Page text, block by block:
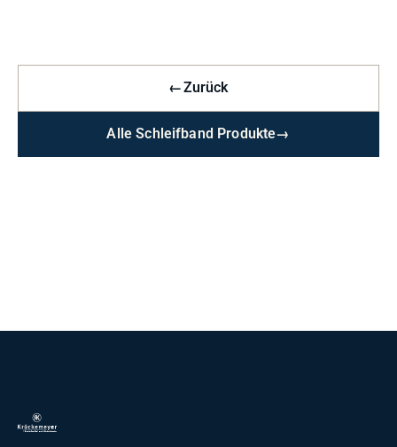
←Zurück
Alle Schleifband Produkte→